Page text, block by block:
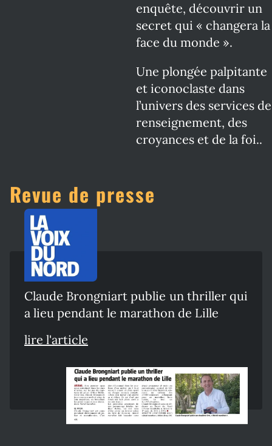
enquête, découvrir un
secret qui « changera la
face du monde ».
Une plongée palpitante
et iconoclaste dans
l’univers des services de
renseignement, des
croyances et de la foi..
Revue de presse
Claude Brongniart publie un thriller qui
a lieu pendant le marathon de Lille
lire l'article